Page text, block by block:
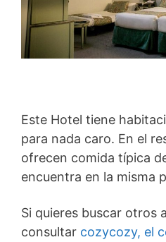
Este Hotel tiene
para nada caro. En el
ofrecen comida típica
encuentra en la misma
Si quieres buscar otros
consultar cozycozy, el